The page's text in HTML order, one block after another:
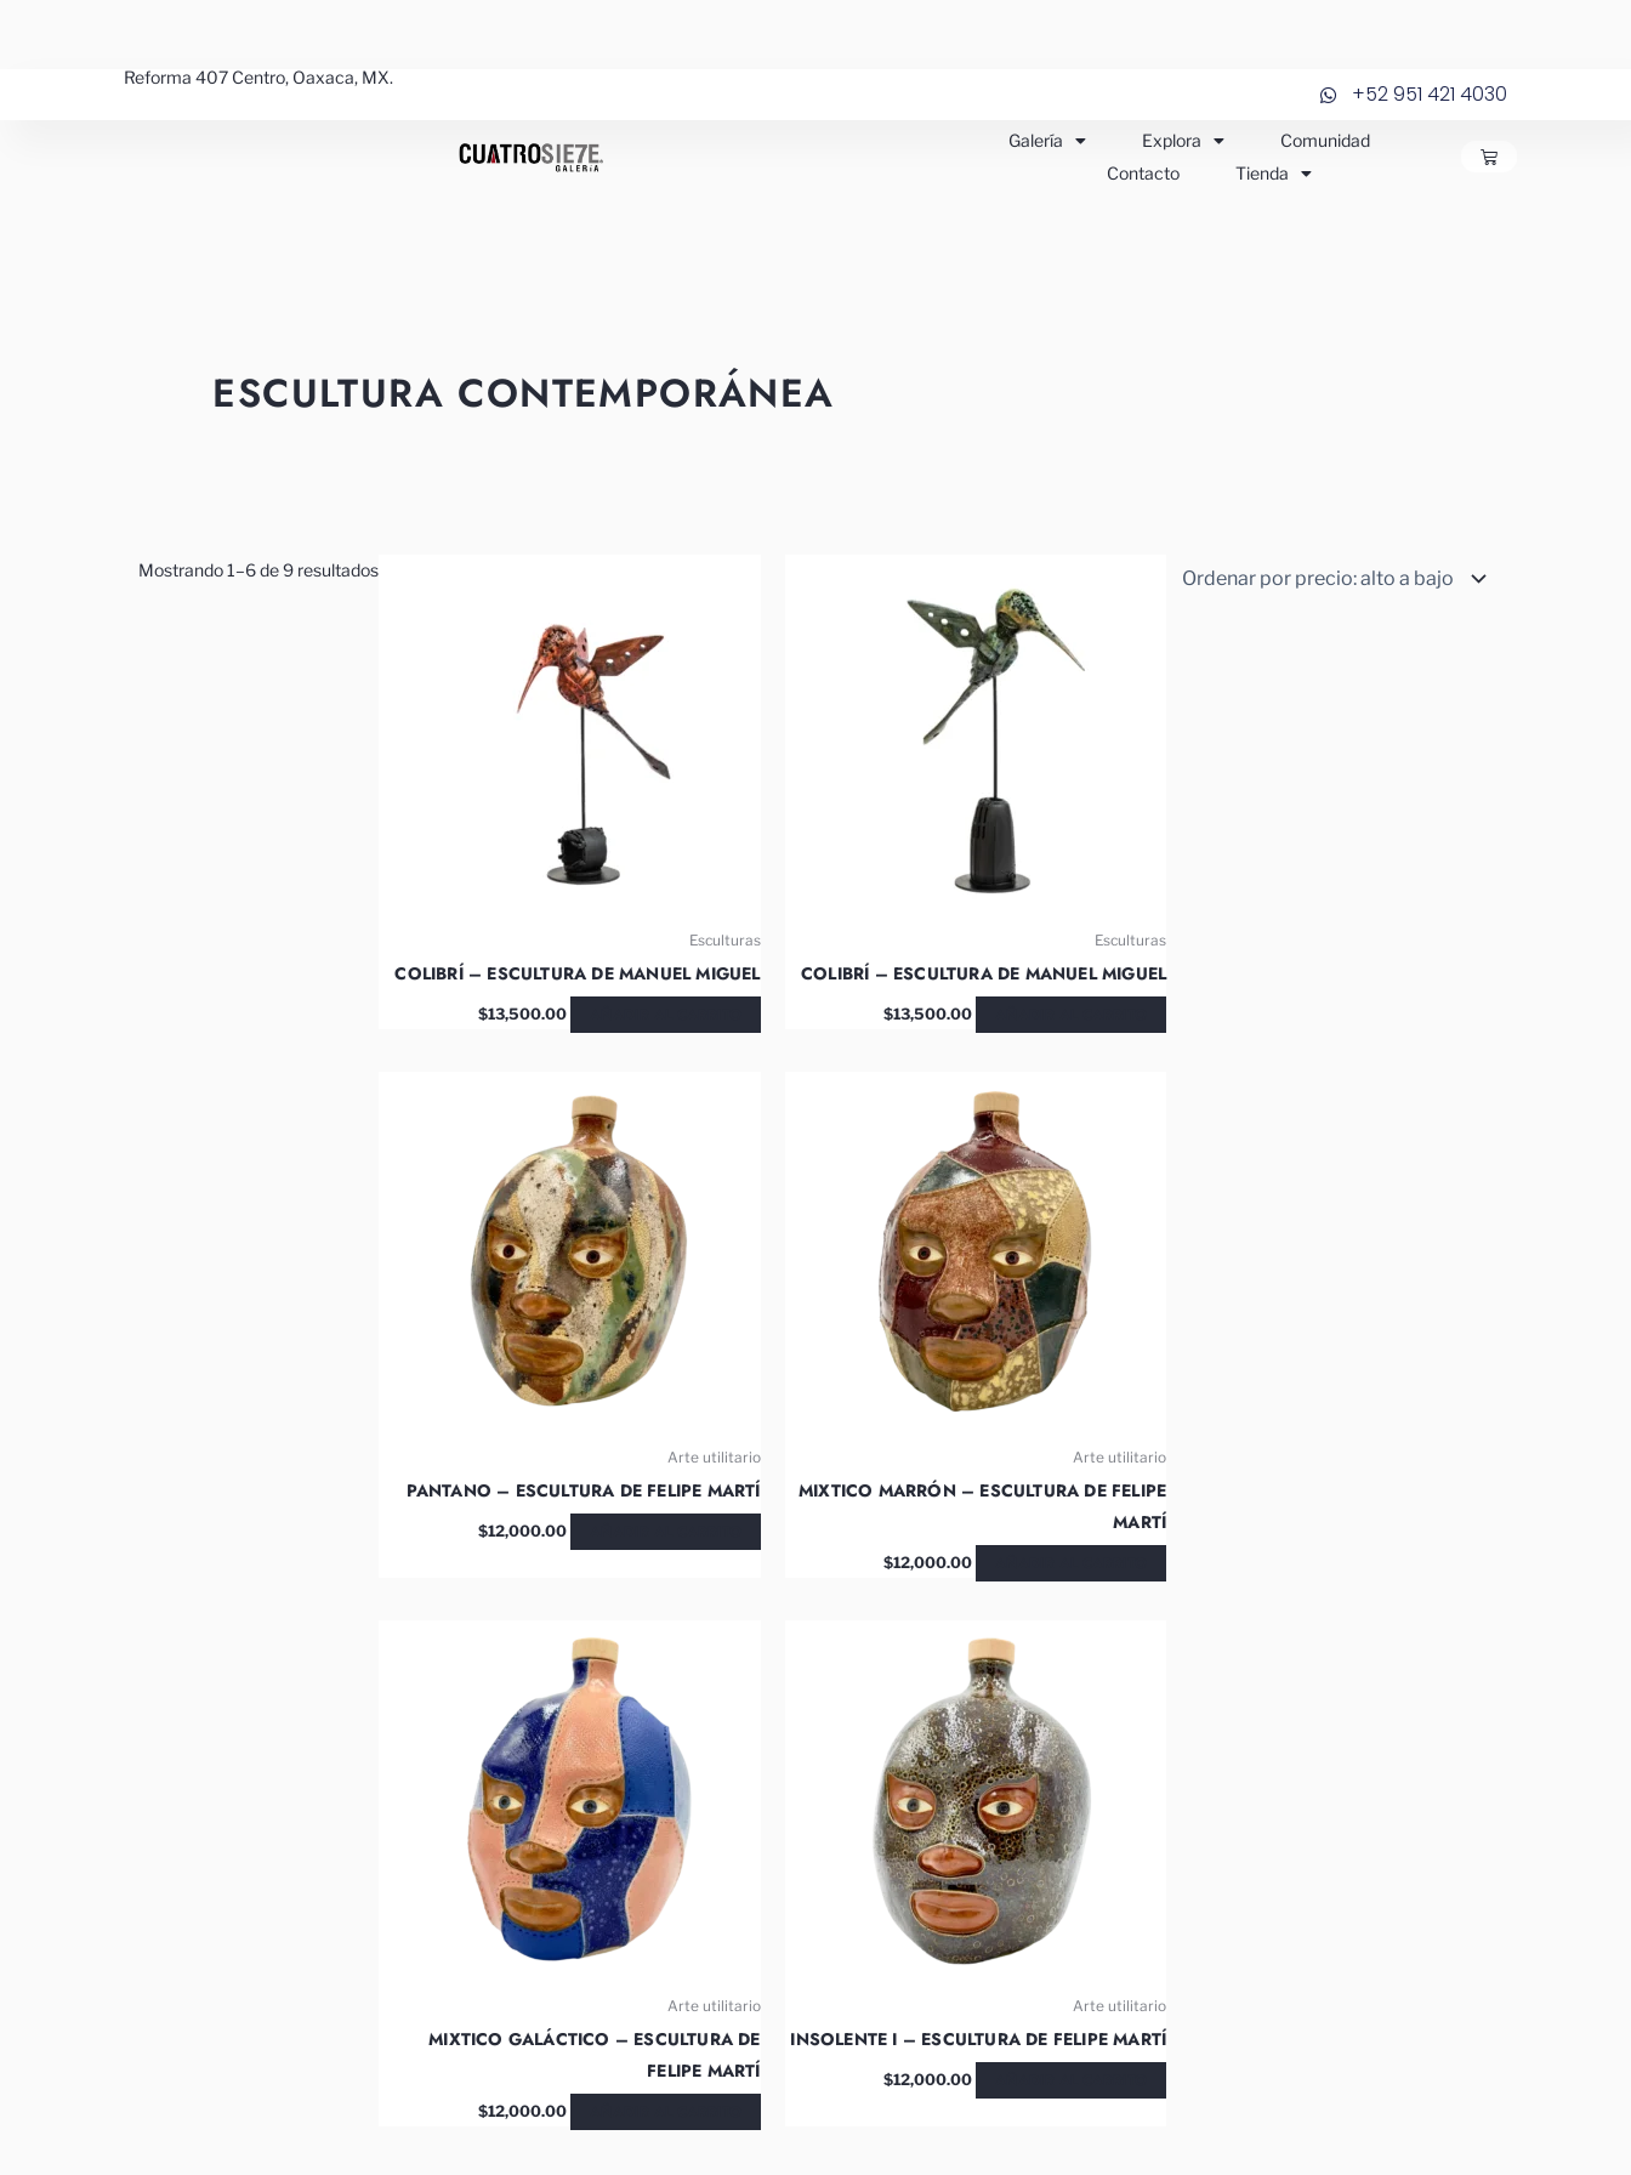
Reforma 407 Centro, Oaxaca, MX.
+52 951 421 4030
Galería Explora
Comunidad
Contacto
Tienda CARRITO
ESCULTURA CONTEMPORÁNEA
Mostrando 1–6 de 9 resultados
Sorted
Esculturas
COLIBRÍ – ESCULTURA DE MANUEL MIGUEL
$13,500.00
Esculturas
COLIBRÍ – ESCULTURA DE MANUEL MIGUEL
$13,500.00
Arte utilitario
PANTANO – ESCULTURA DE FELIPE MARTÍ
$12,000.00
Arte utilitario
MIXTICO MARRÓN – ESCULTURA DE FELIPE
MARTÍ
$12,000.00
Arte utilitario
MIXTICO GALÁCTICO – ESCULTURA DE
FELIPE MARTÍ
$12,000.00
Arte utilitario
INSOLENTE I – ESCULTURA DE FELIPE MARTÍ
$12,000.00